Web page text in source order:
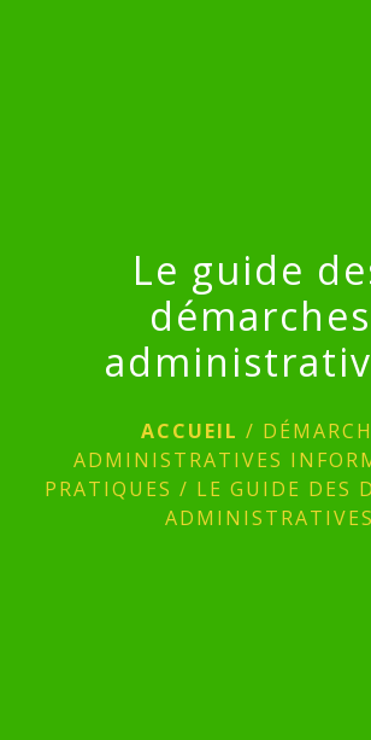
Le guide
démarches
ACCUEIL /
ADMINISTRATIVES
PRATIQUES / LE GUIDE DES
ADMINISTRATIVES